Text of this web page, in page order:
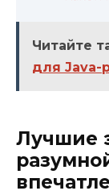
Читайте
для Java-
Лучшие